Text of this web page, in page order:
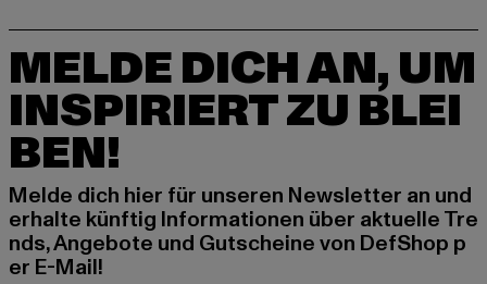
MELDE DICH AN, UM
INSPIRIERT ZU BLEI
BEN!
Melde dich hier für unseren Newsletter an und
erhalte künftig Informationen über aktuelle Tre
nds, Angebote und Gutscheine von DefShop p
er E-Mail!